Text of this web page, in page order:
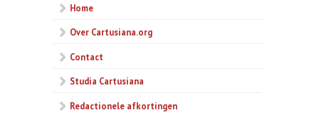
Home
Over Cartusiana.org
Contact
Studia Cartusiana
Redactionele afkortingen